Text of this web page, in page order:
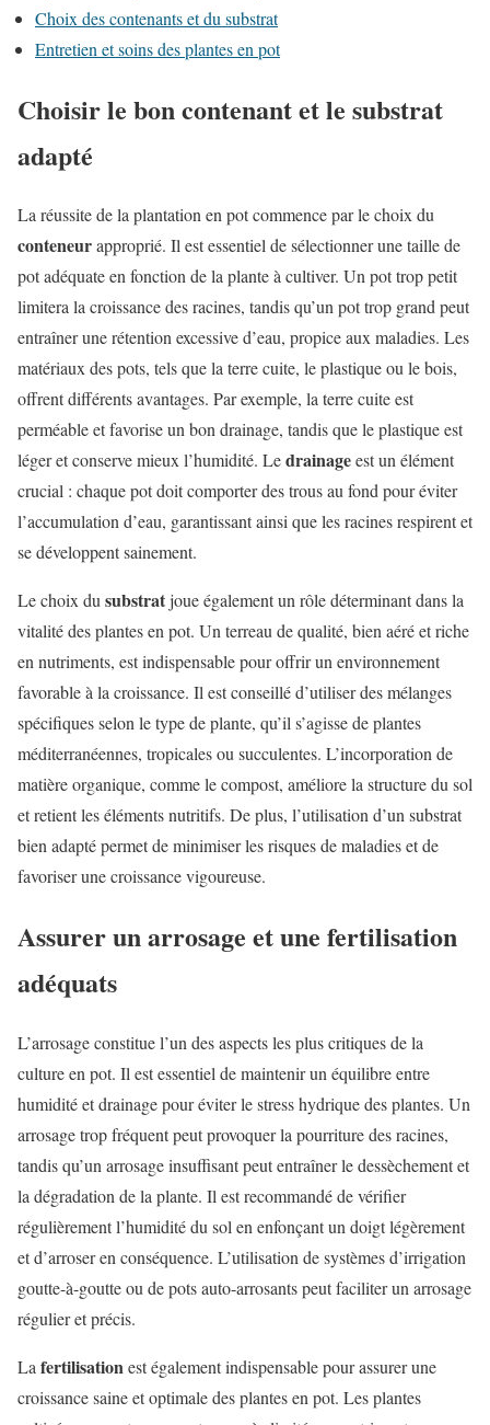
Choix des contenants et du substrat
Entretien et soins des plantes en pot
Choisir le bon contenant et le substrat
adapté
La réussite de la plantation en pot commence par le choix du
conteneurapproprié. Il est essentiel de sélectionner une taille de
pot adéquate en fonction de la plante à cultiver. Un pot trop petit
limitera la croissance des racines, tandis qu’un pot trop grand peut
entraîner une rétention excessive d’eau, propice aux maladies. Les
matériaux des pots, tels que la terre cuite, le plastique ou le bois,
offrent différents avantages. Par exemple, la terre cuite est
perméable et favorise un bon drainage, tandis que le plastique est
léger et conserve mieux l’humidité. Ledrainageest un élément
crucial : chaque pot doit comporter des trous au fond pour éviter
l’accumulation d’eau, garantissant ainsi que les racines respirent et
se développent sainement.
Le choix dusubstratjoue également un rôle déterminant dans la
vitalité des plantes en pot. Un terreau de qualité, bien aéré et riche
en nutriments, est indispensable pour offrir un environnement
favorable à la croissance. Il est conseillé d’utiliser des mélanges
spécifiques selon le type de plante, qu’il s’agisse de plantes
méditerranéennes, tropicales ou succulentes. L’incorporation de
matière organique, comme le compost, améliore la structure du sol
et retient les éléments nutritifs. De plus, l’utilisation d’un substrat
bien adapté permet de minimiser les risques de maladies et de
favoriser une croissance vigoureuse.
Assurer un arrosage et une fertilisation
adéquats
L’arrosage constitue l’un des aspects les plus critiques de la
culture en pot. Il est essentiel de maintenir un équilibre entre
humidité et drainage pour éviter le stress hydrique des plantes. Un
arrosage trop fréquent peut provoquer la pourriture des racines,
tandis qu’un arrosage insuffisant peut entraîner le dessèchement et
la dégradation de la plante. Il est recommandé de vérifier
régulièrement l’humidité du sol en enfonçant un doigt légèrement
et d’arroser en conséquence. L’utilisation de systèmes d’irrigation
goutte-à-goutte ou de pots auto-arrosants peut faciliter un arrosage
régulier et précis.
Lafertilisationest également indispensable pour assurer une
croissance saine et optimale des plantes en pot. Les plantes